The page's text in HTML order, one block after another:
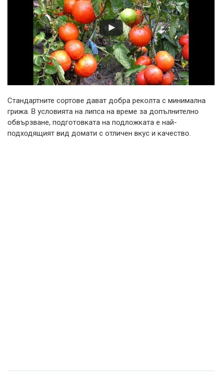
Стандартните сортове дават добра реколта с минимална
грижа. В условията на липса на време за допълнително
обвързване, подготовката на подложката е най-
подходящият вид домати с отличен вкус и качество.